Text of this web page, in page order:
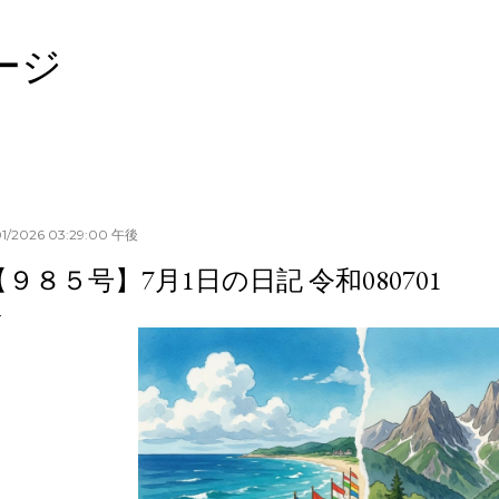
ジ
2026 03:29:00 午後
９８５号】7月1日の日記 令和080701